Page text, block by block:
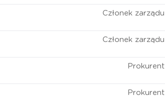
Członek zarządu
Członek zarządu
Prokurent
Prokurent